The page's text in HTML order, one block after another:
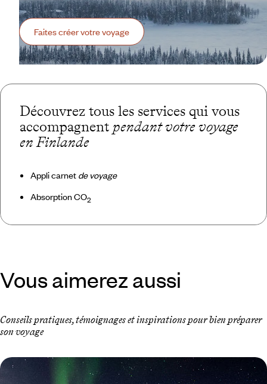
Faites créer votre voyage
Découvrez tous les services qui vous
accompagnent pendant votre voyage
en Finlande
Appli carnet de voyage
Absorption CO2
Vous aimerez aussi
Conseils pratiques, témoignages et inspirations pour bien préparer
son voyage